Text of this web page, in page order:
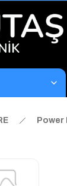
Power